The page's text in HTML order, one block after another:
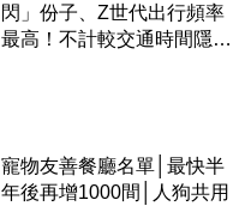
閃」份子、Z世代出行頻率
最高！不計較交通時間隱形
寵物友善餐廳名單│最快半
年後再增1000間│人狗共用